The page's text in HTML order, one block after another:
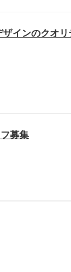
インのクオ
募集